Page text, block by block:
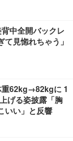
中全開バックレ
見惚れちゃう」
重62kg→82kgに 1
げる姿披露「胸
いい」と反響